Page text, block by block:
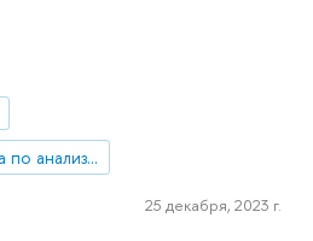
Национальная олимпиада по анализу данных «DANO»
25 декабря, 2023 г.